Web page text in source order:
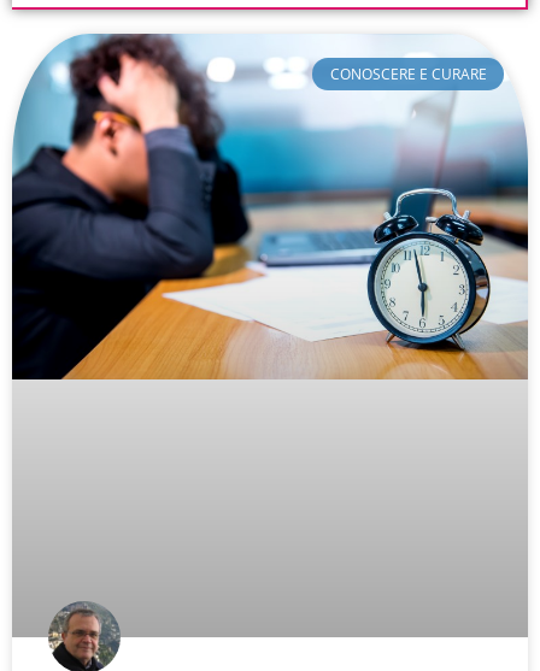
CONOSCERE E CURARE